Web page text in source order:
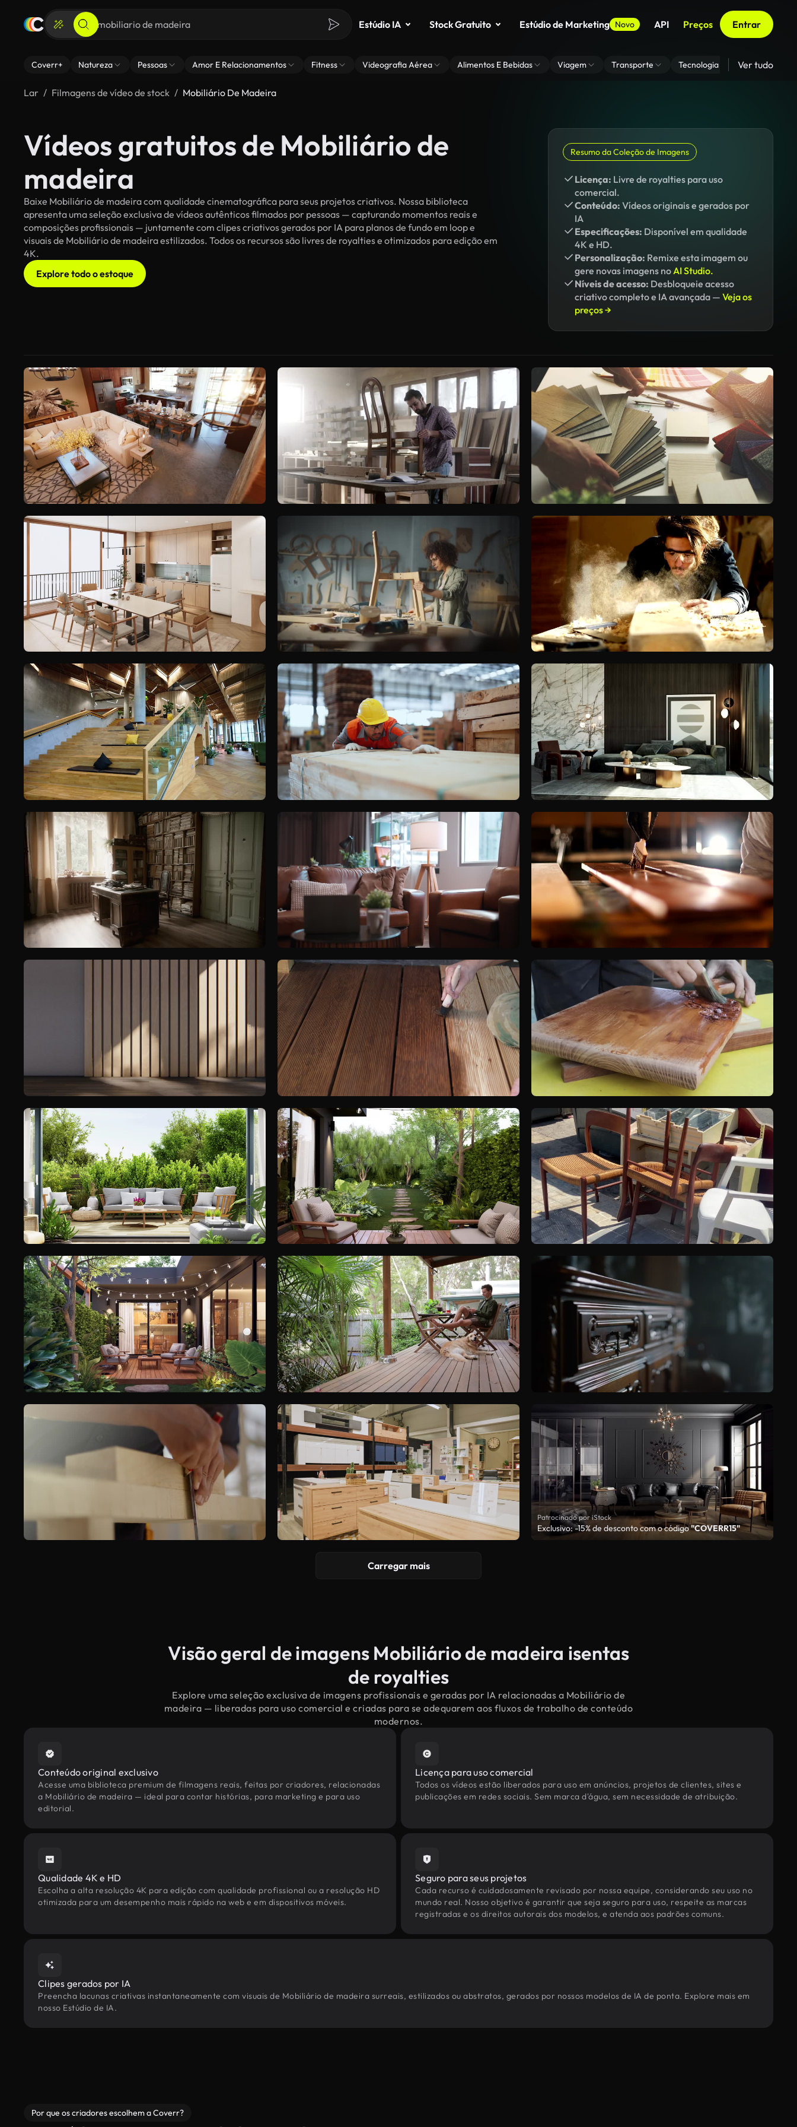
Estúdio IA Stock Gratuito Estúdio de Marketing Novo API Preços Entrar
Coverr+ Natureza Pessoas Amor E Relacionamentos Fitness Videografia Aérea Alimentos E Bebidas Viagem Transporte Tecnologia Zoom De
Ver tudo
Lar Filmagens de vídeo de stock Mobiliário De Madeira
Vídeos gratuitos de Mobiliário de
madeira
Baixe Mobiliário de madeira com qualidade cinematográfica para seus projetos criativos. Nossa biblioteca
apresenta uma seleção exclusiva de vídeos autênticos filmados por pessoas — capturando momentos reais e
composições profissionais — juntamente com clipes criativos gerados por IA para planos de fundo em loop e
visuais de Mobiliário de madeira estilizados. Todos os recursos são livres de royalties e otimizados para edição em
4K.
Explore todo o estoque
Resumo da Coleção de Imagens
Licença: Livre de royalties para uso
comercial.
Conteúdo: Vídeos originais e gerados por
IA
Especificações: Disponível em qualidade
4K e HD.
Personalização: Remixe esta imagem ou
gere novas imagens noAI Studio.
Níveis de acesso: Desbloqueie acesso
criativo completo e IA avançada — Veja os
preços →
Patrocinado por iStock
Exclusivo: -15% de desconto com o código"COVERR15"
Carregar mais
Visão geral de imagens Mobiliário de madeira isentas
de royalties
Explore uma seleção exclusiva de imagens profissionais e geradas por IA relacionadas a Mobiliário de
madeira — liberadas para uso comercial e criadas para se adequarem aos fluxos de trabalho de conteúdo
modernos.
Conteúdo original exclusivo
Acesse uma biblioteca premium de filmagens reais, feitas por criadores, relacionadas
a Mobiliário de madeira — ideal para contar histórias, para marketing e para uso
editorial.
Licença para uso comercial
Todos os vídeos estão liberados para uso em anúncios, projetos de clientes, sites e
publicações em redes sociais. Sem marca d'água, sem necessidade de atribuição.
Qualidade 4K e HD
Escolha a alta resolução 4K para edição com qualidade profissional ou a resolução HD
otimizada para um desempenho mais rápido na web e em dispositivos móveis.
Seguro para seus projetos
Cada recurso é cuidadosamente revisado por nossa equipe, considerando seu uso no
mundo real. Nosso objetivo é garantir que seja seguro para uso, respeite as marcas
registradas e os direitos autorais dos modelos, e atenda aos padrões comuns.
Clipes gerados por IA
Preencha lacunas criativas instantaneamente com visuais de Mobiliário de madeira surreais, estilizados ou abstratos, gerados por nossos modelos de IA de ponta. Explore mais em
nosso Estúdio de IA.
Por que os criadores escolhem a Coverr?